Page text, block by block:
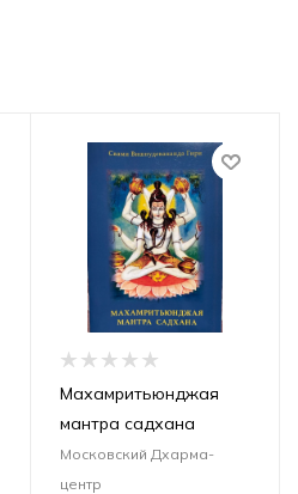
Махамритьюнджая
мантра садхана
Московский Дхарма-
центр